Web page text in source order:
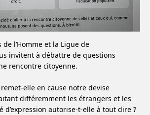
l’Homme et la Ligue de
invitent à débattre de questions
rencontre citoyenne.
elle en cause notre devise
différemment les étrangers et les
d’expression autorise-t-elle à tout dire ?